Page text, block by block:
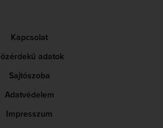
Kapcsolat
adatok
Sajtószoba
Adatvédelem
Impresszum